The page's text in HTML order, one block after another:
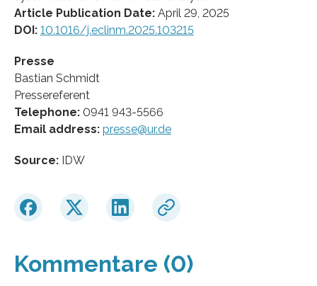
Article Publication Date: April 29, 2025
DOI: 10.1016/j.eclinm.2025.103215
Presse
Bastian Schmidt
Pressereferent
Telephone: 0941 943-5566
Email address: presse@ur.de
Source: IDW
Kommentare (0)